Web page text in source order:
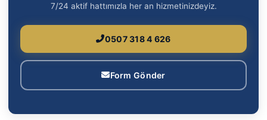
7/24 aktif hattımızla her an hizmetinizdeyiz.
0507 318 4 626
Form Gönder